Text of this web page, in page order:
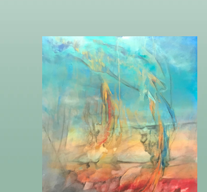
Ausstellung „Ufer – real und
virtuell“